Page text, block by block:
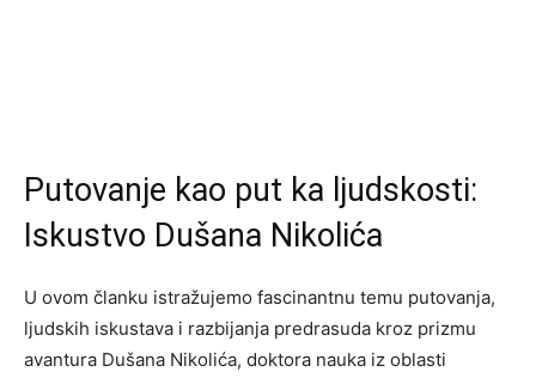
Putovanje kao put ka ljudskosti:
Iskustvo Dušana Nikolića
U ovom članku istražujemo fascinantnu temu putovanja,
ljudskih iskustava i razbijanja predrasuda kroz prizmu
avantura Dušana Nikolića, doktora nauka iz oblasti